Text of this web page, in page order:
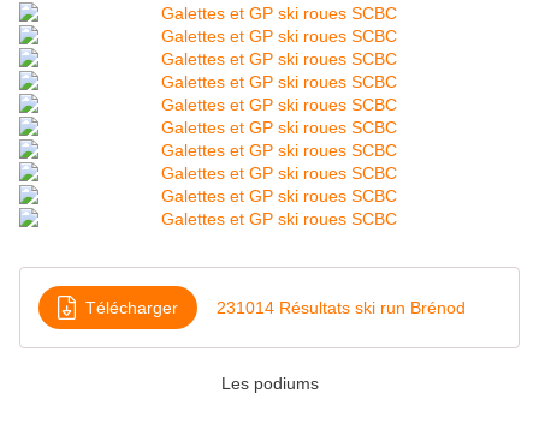
Télécharger 231014 Résultats ski run Brénod
Les podiums